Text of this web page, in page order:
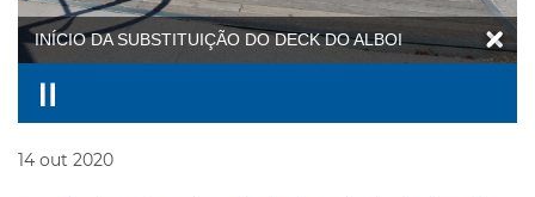
INÍCIO DA SUBSTITUIÇÃO DO DECK DO ALBOI
14 out 2020